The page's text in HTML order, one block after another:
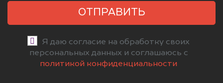
ОТПРАВИТЬ
Я даю согласие на обработку своих
персональных данных и соглашаюсь с
политикой конфиденциальности